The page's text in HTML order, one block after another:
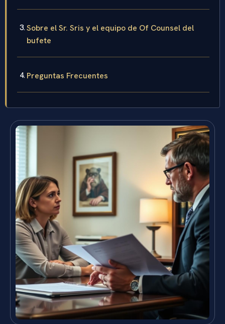
Sobre el Sr. Sris y el equipo de Of Counsel del
bufete
Preguntas Frecuentes